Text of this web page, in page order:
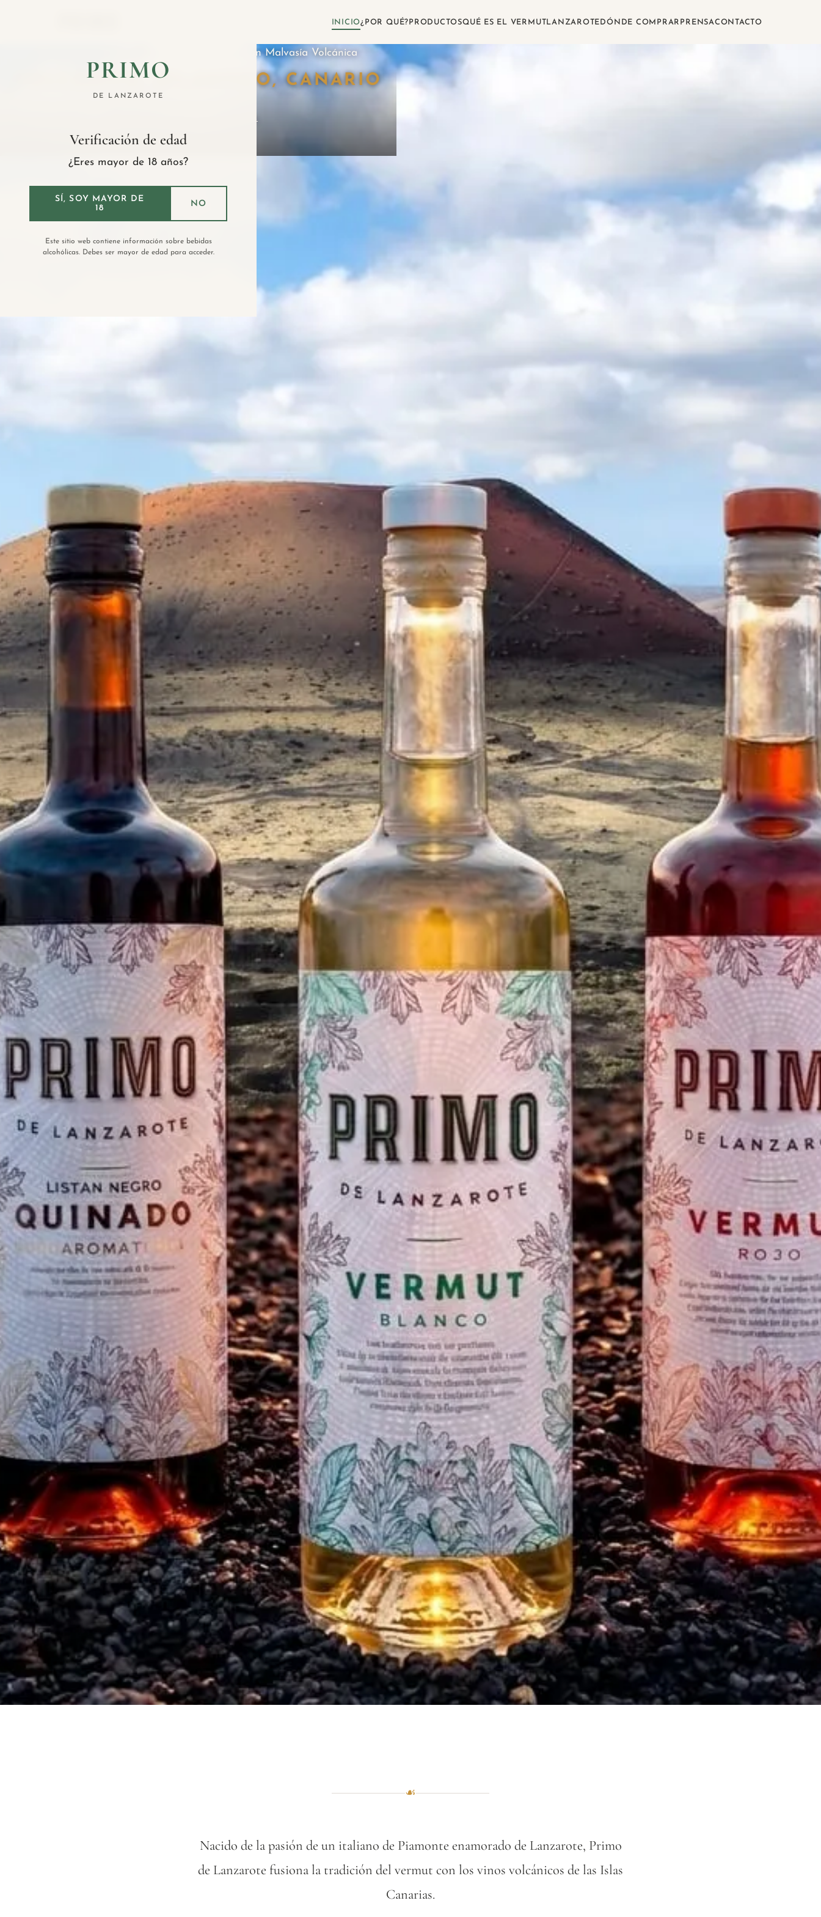
PRIMO
DE LANZAROTE
Verificación de edad
¿Eres mayor de 18 años?
SÍ, SOY MAYOR DE
18
NO
Este sitio web contiene información sobre bebidas
alcohólicas. Debes ser mayor de edad para acceder.
INICIO¿POR QUÉ? PRODUCTOSQUÉ ES EL VERMUT LANZAROTE DÓNDE COMPRAR PRENSACONTACTO
El original vermut elaborado en Canarias con Malvasía Volcánica
VOLCÁNICO, ATLÁNTICO, CANARIO
☙
Nacido de la pasión de un italiano de Piamonte enamorado de Lanzarote, Primo
de Lanzarote fusiona la tradición del vermut con los vinos volcánicos de las Islas
Canarias.